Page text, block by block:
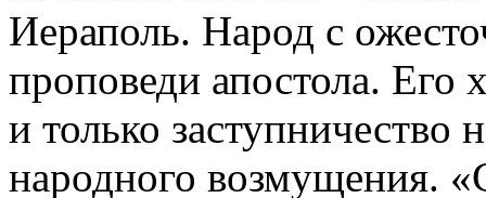
Иераполь. Народ с
проповеди апостола. Его
и только заступничество
народного возмущения.